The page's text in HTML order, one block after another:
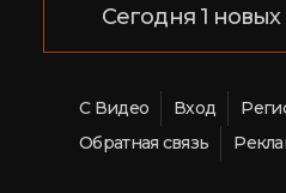
Сегодня 1 новых
С Видео Вход
Обратная связь